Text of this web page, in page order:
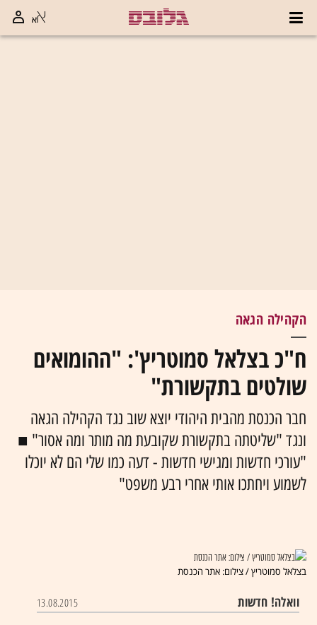
הקהילה הגאה
ח"כ בצלאל סמוטריץ': "ההומואים
שולטים בתקשורת"
חבר הכנסת מהבית היהודי יוצא שוב נגד הקהילה הגאה
ונגד "שליטתה בתקשורת שקובעת מה מותר ומה אסור" ■
"עורכי חדשות ומגישי חדשות - דעה כמו שלי הם לא יוכלו
לשמוע ויחתכו אותי אחרי רבע משפט"
בצלאל סמוטריץ / צילום: אתר הכנסת
וואלה! חדשות 13.08.2015